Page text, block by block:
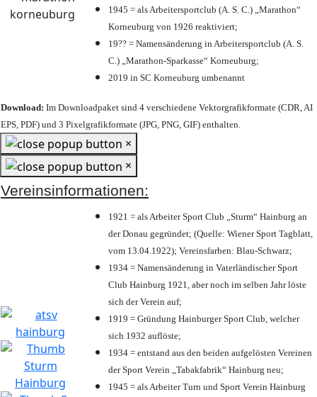
1945 = als Arbeitersportclub (A. S. C.) „Marathon“
Korneuburg von 1926 reaktiviert;
19?? = Namensänderung in Arbeitersportclub (A. S.
C.) „Marathon-Sparkasse“ Korneuburg;
2019 in SC Korneuburg umbenannt
Download: Im Downloadpaket sind 4 verschiedene Vektorgrafikformate (CDR, AI
EPS, PDF) und 3 Pixelgrafikformate (JPG, PNG, GIF) enthalten.
×
×
Vereinsinformationen:
1921 = als Arbeiter Sport Club „Sturm“ Hainburg an
der Donau gegründet; (Quelle: Wiener Sport Tagblatt,
vom 13.04.1922); Vereinsfarben: Blau-Schwarz;
1934 = Namensänderung in Vaterländischer Sport
Club Hainburg 1921, aber noch im selben Jahr löste
sich der Verein auf;
1919 = Gründung Hainburger Sport Club, welcher
sich 1932 auflöste;
1934 = entstand aus den beiden aufgelösten Vereinen
der Sport Verein „Tabakfabrik“ Hainburg neu;
1945 = als Arbeiter Turn und Sport Verein Hainburg